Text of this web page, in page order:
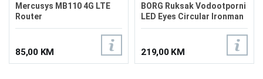
Mercusys MB110 4G LTE
Router
85,00 KM
BORG Ruksak Vodootporni
LED Eyes Circular Ironman
M
219,00 KM